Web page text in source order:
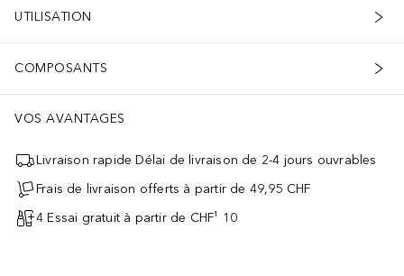
UTILISATION
COMPOSANTS
VOS AVANTAGES
Livraison rapide Délai de livraison de 2-4 jours ouvrables
Frais de livraison offerts à partir de 49,95 CHF
4 Essai gratuit à partir de CHF¹ 10